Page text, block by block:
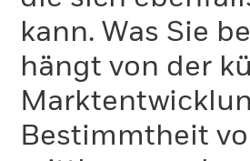
kann. Was Sie
hängt von der
Bestimmtheit